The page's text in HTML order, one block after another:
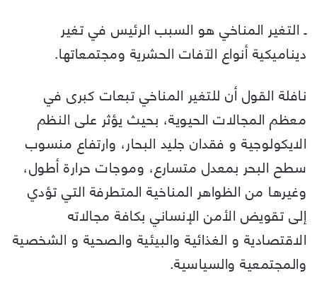
ـ التغير المناخي هو السبب الرئيس في تغير
ديناميكية أنواع الآفات الحشرية ومجتمعاتها.
نافلة القول أن للتغير المناخي تبعات كبرى في
معظم المجالات الحيوية، بحيث يؤثر على النظم
الايكولوجية و فقدان جليد البحار، وارتفاع منسوب
سطح البحر بمعدل متسارع، وموجات حرارة أطول،
وغيرها من الظواهر المناخية المتطرفة التي تؤدي
إلى تقويض الأمن الإنساني بكافة مجالاته
الاقتصادية و الغذائية والبيئية والصحية و الشخصية
والمجتمعية والسياسية.